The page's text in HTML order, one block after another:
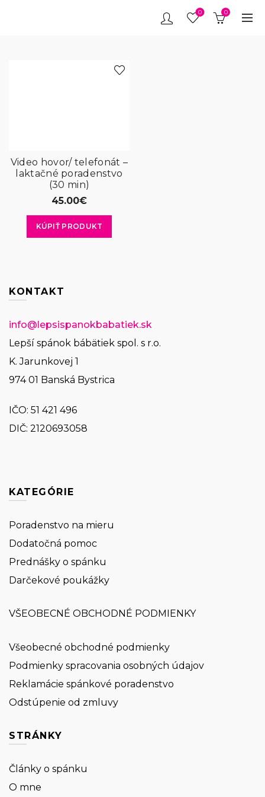
0 0
Video hovor/ telefonát –
laktačné poradenstvo
(30 min)
45.00€
KÚPIŤ PRODUKT
KONTAKT
info@lepsispanokbabatiek.sk
Lepší spánok bábätiek spol. s r.o.
K. Jarunkovej 1
974 01 Banská Bystrica
IČO: 51 421 496
DIČ: 2120693058
KATEGÓRIE
Poradenstvo na mieru
Dodatočná pomoc
Prednášky o spánku
Darčekové poukážky
VŠEOBECNÉ OBCHODNÉ PODMIENKY
Všeobecné obchodné podmienky
Podmienky spracovania osobných údajov
Reklamácie spánkové poradenstvo
Odstúpenie od zmluvy
STRÁNKY
Články o spánku
O mne